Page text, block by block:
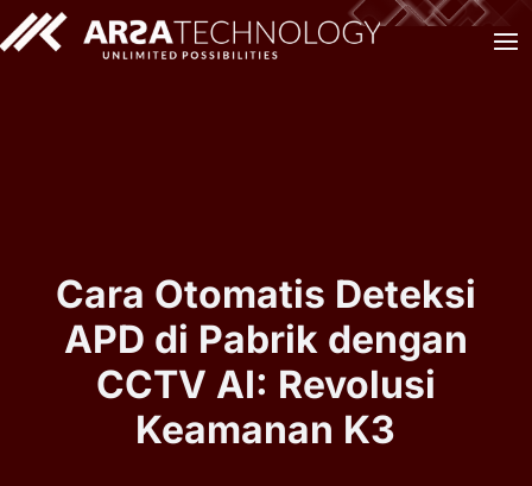
Cara Otomatis Deteksi
APD di Pabrik dengan
CCTV AI: Revolusi
Keamanan K3